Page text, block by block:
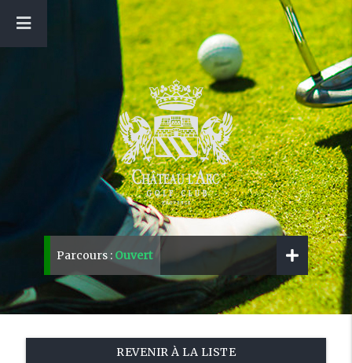
Parcours : Ouvert
REVENIR À LA LISTE